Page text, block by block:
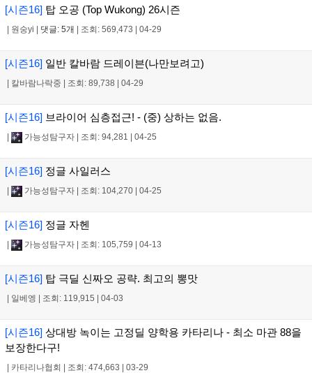
[시즌16] 탑 오공 (Top Wukong) 26시즌
| 원숭yi | 댓글: 5개 | 조회: 569,473 | 04-29
[시즌16] 일반 칼바람 드레이븐(나만보려고)
| 칼바람나락중 | 조회: 89,738 | 04-29
[시즌16] 브라이어 심층접근! - (중) 상하는 없음.
| 가능성탐구자 | 조회: 94,281 | 04-25
[시즌16] 정글 사일러스
| 가능성탐구자 | 조회: 104,270 | 04-25
[시즌16] 정글 자헨
| 가능성탐구자 | 조회: 105,759 | 04-13
[시즌16] 탑 극딜 신짜오 공략. 최고의 뽕맛
| 일베엥 | 조회: 119,915 | 04-03
[시즌16] 상대방 녹이는 고정딜 양학용 카타리나 - 최소 마관 88을
보장한다구!
| 카타리나협회 | 조회: 474,663 | 03-29